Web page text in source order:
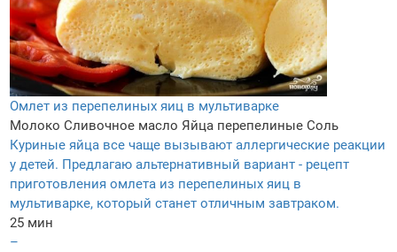
Омлет из перепелиных яиц в мультиварке
Молоко Сливочное масло Яйца перепелиные Соль
Куриные яйца все чаще вызывают аллергические реакции
у детей. Предлагаю альтернативный вариант - рецепт
приготовления омлета из перепелиных яиц в
мультиварке, который станет отличным завтраком.
25 мин
–